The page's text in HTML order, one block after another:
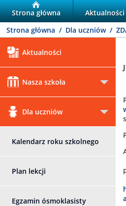
Strona główna Aktualności
Strona główna
Dla uczniów
Aktualności
Nasza szkoła
Dla uczniów
Kalendarz roku szkolnego
Plan lekcji
Egzamin ósmoklasisty